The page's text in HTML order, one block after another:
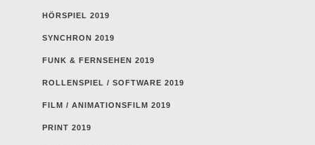
HÖRSPIEL 2019
SYNCHRON 2019
FUNK & FERNSEHEN 2019
ROLLENSPIEL / SOFTWARE 2019
FILM / ANIMATIONSFILM 2019
PRINT 2019